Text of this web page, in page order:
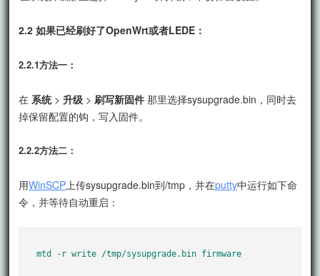
2.2 如果已经刷好了OpenWrt或者LEDE：
2.2.1方法一：
在 系统>升级 > 刷写新固件 那里选择sysupgrade.bin，同时去
掉保留配置的钩，写入固件。
2.2.2方法二：
用WinSCP 上传sysupgrade.bin到/tmp，并在putty中运行如下命
令，并等待自动重启：
mtd -r write /tmp/sysupgrade.bin firmware